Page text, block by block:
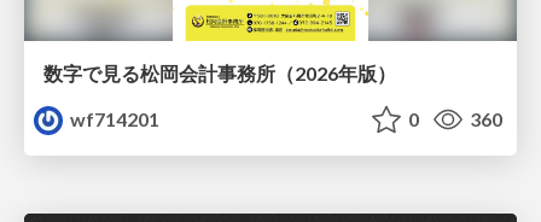
数字で見る松岡会計事務所（2026年版）
wf714201
0 360